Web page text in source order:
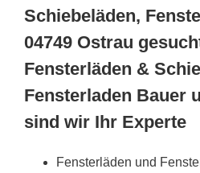
Schiebeläden,
04749 Ostrau
Fensterläden &
Fensterladen Bauer
sind wir Ihr Experte
Fensterläden und